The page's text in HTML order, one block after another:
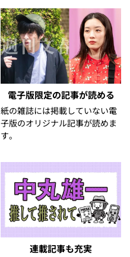
電子版限定の記事が読める
紙の雑誌には掲載していない電
子版のオリジナル記事が読めま
す。
連載記事も充実